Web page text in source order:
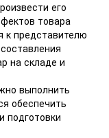
его
товара
к представителю
на складе и
выполнить
обеспечить
подготовки